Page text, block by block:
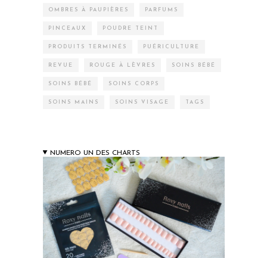
OMBRES À PAUPIÈRES PARFUMS
PINCEAUX POUDRE TEINT
PRODUITS TERMINÉS PUÉRICULTURE
REVUE ROUGE À LÈVRES SOINS BÉBÉ
SOINS BÉBÉ SOINS CORPS
SOINS MAINS SOINS VISAGE TAGS
NUMERO UN DES CHARTS